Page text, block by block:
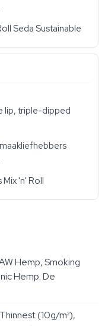
Seda Sustainable
lip, triple-dipped
'n' Roll
Hemp, Smoking
Hemp. De
(10g/m²),